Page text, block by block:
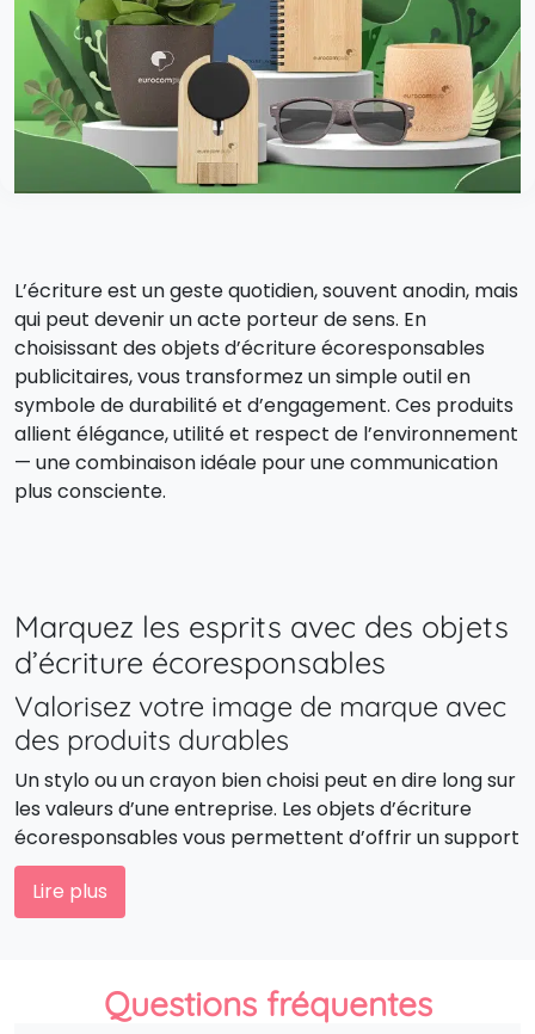
L’écriture est un geste quotidien, souvent anodin, mais
qui peut devenir un acte porteur de sens. En
choisissant des objets d’écriture écoresponsables
publicitaires, vous transformez un simple outil en
symbole de durabilité et d’engagement. Ces produits
allient élégance, utilité et respect de l’environnement
— une combinaison idéale pour une communication
plus consciente.
Marquez les esprits avec des objets
d’écriture écoresponsables
Valorisez votre image de marque avec
des produits durables
Un stylo ou un crayon bien choisi peut en dire long sur
les valeurs d’une entreprise. Les objets d’écriture
écoresponsables vous permettent d’offrir un support
de communication utile, mais aussi porteur de votre
démarche responsable.
Privilégier des produits recyclés, biodégradables ou
Lire plus
Questions fréquentes